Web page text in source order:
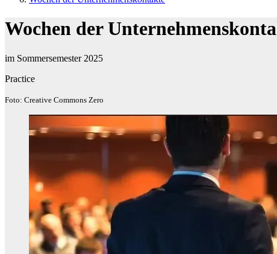
Wochen der
im Sommersemester 2025
Practice
Foto: Creative Commons Zero